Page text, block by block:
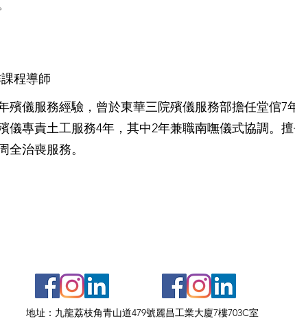
程導師
殯儀服務經驗，曾於東華三院殯儀服務部擔任堂倌7
儀專責土工服務4年，其中2年兼職南嘸儀式協調。
全治喪服務。
地址：九龍荔枝角青山道479號麗昌工業大廈7樓703C室